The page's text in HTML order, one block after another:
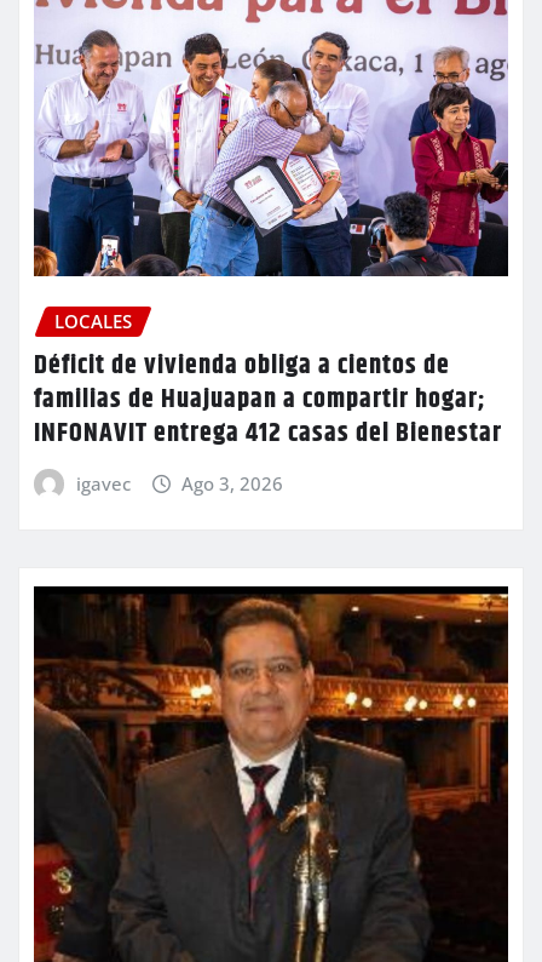
LOCALES
Déficit de vivienda obliga a cientos de
familias de Huajuapan a compartir hogar;
INFONAVIT entrega 412 casas del Bienestar
igavec Ago 3, 2026